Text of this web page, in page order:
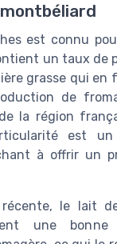
est connu
un taux de
grasse qui en
de
la région
est
à offrir un
le lait
une